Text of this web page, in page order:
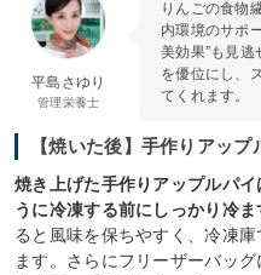
平島さゆり
管理栄養士
りんごの食物
内環境のサポ
美効果”も見
を優位にし、
てくれます。
【焼いた後】手作りアッ
焼き上げた手作りアップルパ
うに冷凍する前にしっかり冷ま
ると風味を保ちやすく、冷凍
ます。さらにフリーザーバッ